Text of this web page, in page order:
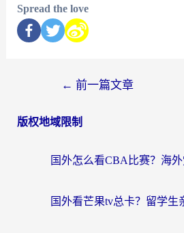
Spread the love
← 前一篇文章
版权地域限制